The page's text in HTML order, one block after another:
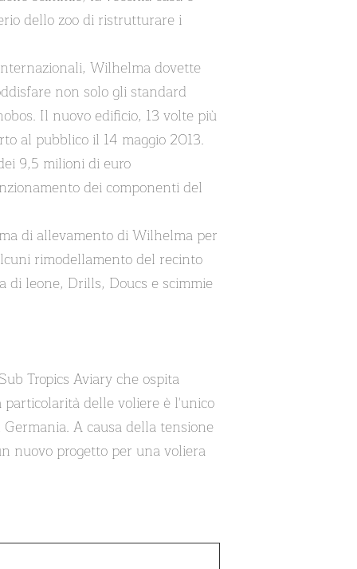
dello zoo di ristrutturare i
Wilhelma dovette
non solo gli standard
Il nuovo edificio, 13 volte più
al pubblico il 14 maggio 2013.
9,5 milioni di euro
dei componenti del
di allevamento di Wilhelma per
rimodellamento del recinto
di leone, Drills, Doucs e scimmie
Tropics Aviary che ospita
delle voliere è l'unico
A causa della tensione
nuovo progetto per una voliera